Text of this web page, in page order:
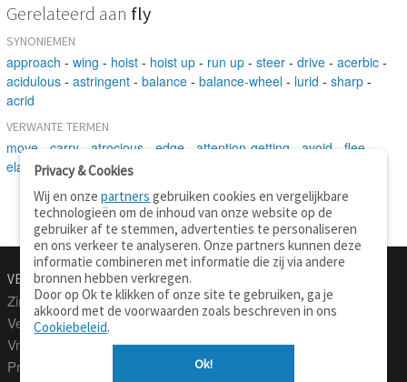
Gerelateerd aan fly
SYNONIEMEN
approach - wing - hoist - hoist up - run up - steer - drive - acerbic -
acidulous - astringent - balance - balance-wheel - lurid - sharp -
acrid
VERWANTE TERMEN
move carry atrocious edge attention-getting avoid flee
elapse-conduct-go away
VERTALEN.NU
Zinnen vertalen
Verklarend woordenboek
Vraagbaak
Professionele vertaling
Over deze site
Privacy
Privacy & Cookies
Wij en onzepartners gebruiken cookies en vergelijkbare
technologieën om de inhoud van onze website op de
gebruiker af te stemmen, advertenties te personaliseren
en ons verkeer te analyseren. Onze partners kunnen deze
informatie combineren met informatie die zij via andere
bronnen hebben verkregen.
Door op Ok te klikken of onze site te gebruiken, ga je
akkoord met de voorwaarden zoals beschreven in ons
Cookiebeleid.
Ok!